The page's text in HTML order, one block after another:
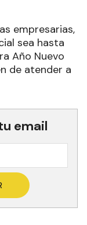
empresarias,
sea hasta
Año Nuevo
de atender a
email